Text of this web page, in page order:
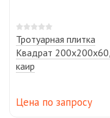
Тротуарная плитка
Квадрат 200х200х60,
каир
Цена по запросу